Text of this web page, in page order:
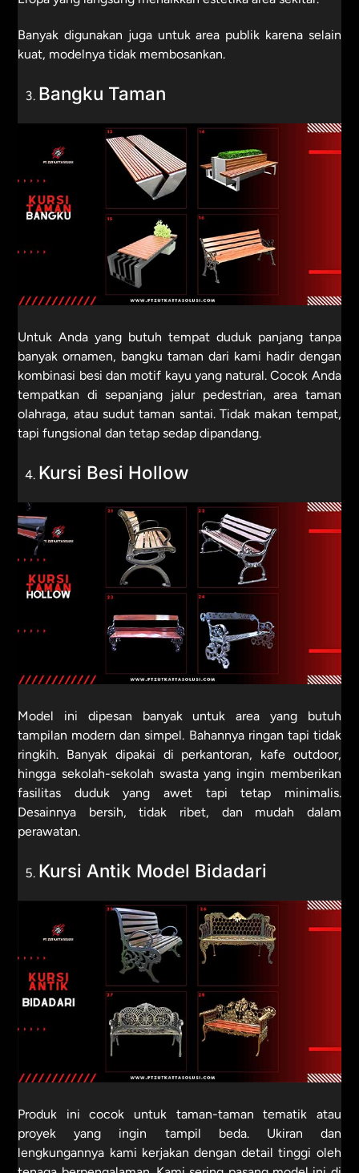
Banyak digunakan juga untuk area publik karena selain
kuat, modelnya tidak membosankan.
Bangku Taman
Untuk Anda yang butuh tempat duduk panjang tanpa
banyak ornamen, bangku taman dari kami hadir dengan
kombinasi besi dan motif kayu yang natural. Cocok Anda
tempatkan di sepanjang jalur pedestrian, area taman
olahraga, atau sudut taman santai. Tidak makan tempat,
tapi fungsional dan tetap sedap dipandang.
Kursi Besi Hollow
Model ini dipesan banyak untuk area yang butuh
tampilan modern dan simpel. Bahannya ringan tapi tidak
ringkih. Banyak dipakai di perkantoran, kafe outdoor,
hingga sekolah-sekolah swasta yang ingin memberikan
fasilitas duduk yang awet tapi tetap minimalis.
Desainnya bersih, tidak ribet, dan mudah dalam
perawatan.
Kursi Antik Model Bidadari
Produk ini cocok untuk taman-taman tematik atau
proyek yang ingin tampil beda. Ukiran dan
lengkungannya kami kerjakan dengan detail tinggi oleh